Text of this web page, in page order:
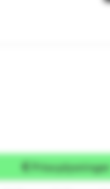
Prisoplysninger